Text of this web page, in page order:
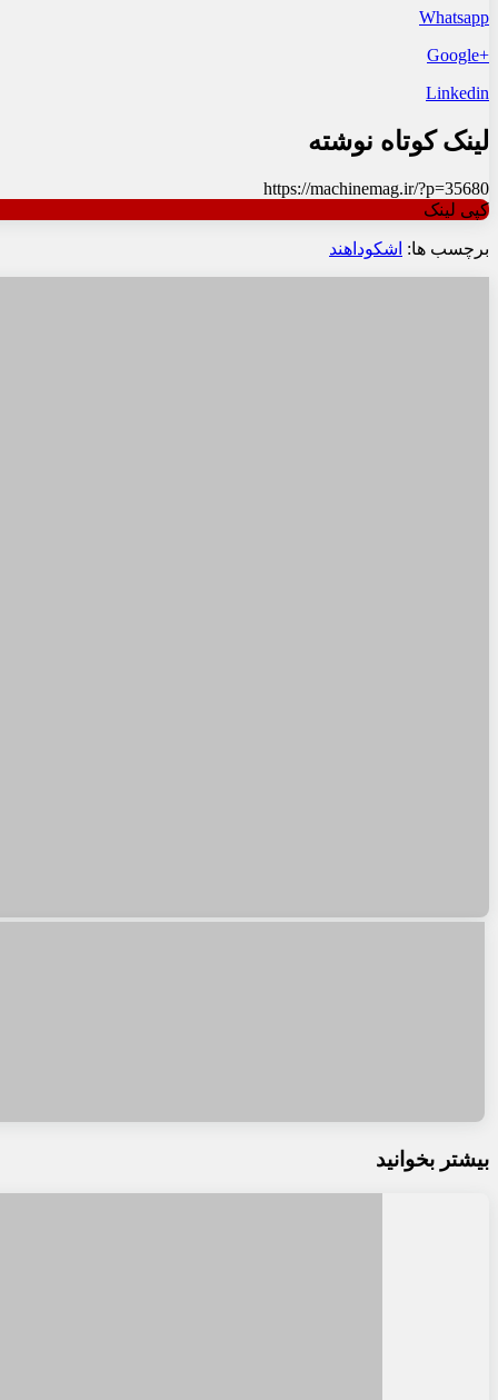
Whatsapp
+Google
Linkedin
لینک کوتاه نوشته
https://machinemag.ir/?p=35680
کپی لینک
برچسب ها: اشکودا هند
بیشتر بخوانید